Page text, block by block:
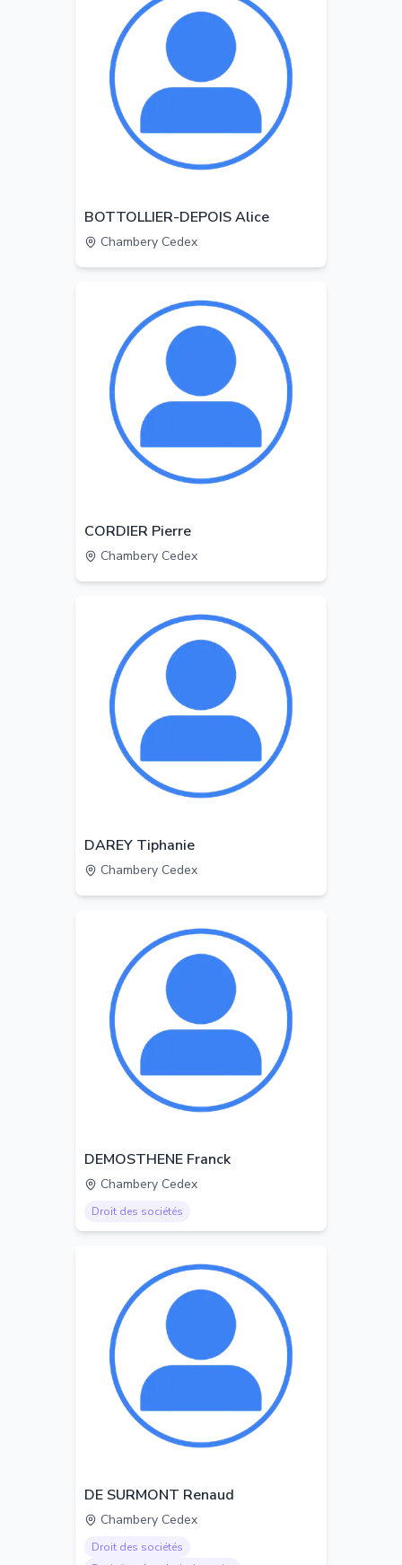
BOTTOLLIER-DEPOIS Alice
Chambery Cedex
CORDIER Pierre
Chambery Cedex
DAREY Tiphanie
Chambery Cedex
DEMOSTHENE Franck
Chambery Cedex
Droit des sociétés
DE SURMONT Renaud
Chambery Cedex
Droit des sociétés